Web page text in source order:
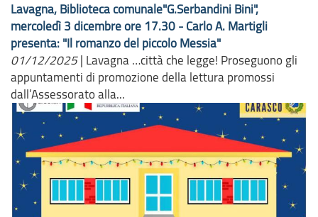
Lavagna, Biblioteca comunale"G.Serbandini Bini",
mercoledì 3 dicembre ore 17.30 - Carlo A. Martigli
presenta: "Il romanzo del piccolo Messia"
01/12/2025 | Lavagna …città che legge! Proseguono gli
appuntamenti di promozione della lettura promossi
dall’Assessorato alla...